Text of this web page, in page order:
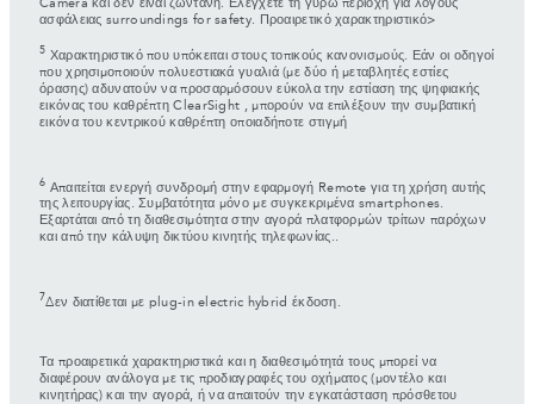
Camera και δεν είναι ζωντανή. Ελέγχετε τη γύρω περιοχή για λόγους
ασφάλειας surroundings for safety. Προαιρετικό χαρακτηριστικό>
5 Χαρακτηριστικό που υπόκειται στους τοπικούς κανονισμούς. Εάν οι οδηγοί
που χρησιμοποιούν πολυεστιακά γυαλιά (με δύο ή μεταβλητές εστίες
όρασης) αδυνατούν να προσαρμόσουν εύκολα την εστίαση της ψηφιακής
εικόνας του καθρέπτη ClearSight , μπορούν να επιλέξουν την συμβατική
εικόνα του κεντρικού καθρέπτη οποιαδήποτε στιγμή
6 Απαιτείται ενεργή συνδρομή στην εφαρμογή Remote για τη χρήση αυτής
της λειτουργίας. Συμβατότητα μόνο με συγκεκριμένα smartphones.
Εξαρτάται από τη διαθεσιμότητα στην αγορά πλατφορμών τρίτων παρόχων
και από την κάλυψη δικτύου κινητής τηλεφωνίας..
7Δεν διατίθεται με plug-in electric hybrid έκδοση.
Τα προαιρετικά χαρακτηριστικά και η διαθεσιμότητά τους μπορεί να
διαφέρουν ανάλογα με τις προδιαγραφές του οχήματος (μοντέλο και
κινητήρας) και την αγορά, ή να απαιτούν την εγκατάσταση πρόσθετου